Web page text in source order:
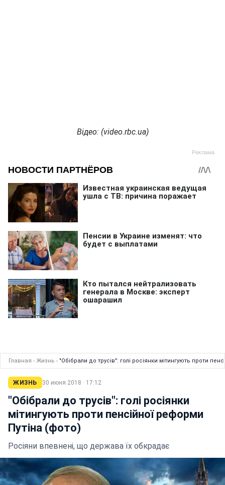
Відео: (video.rbc.ua)
Главная › Жизнь › "Обібрали до трусів": голі росіянки мітингують проти
ЖИЗНЬ 30 июня 2018 · 17:12
"Обібрали до трусів": голі росіянки
мітингують проти пенсійної реформи
Путіна (фото)
Росіяни впевнені, що держава їх обкрадає